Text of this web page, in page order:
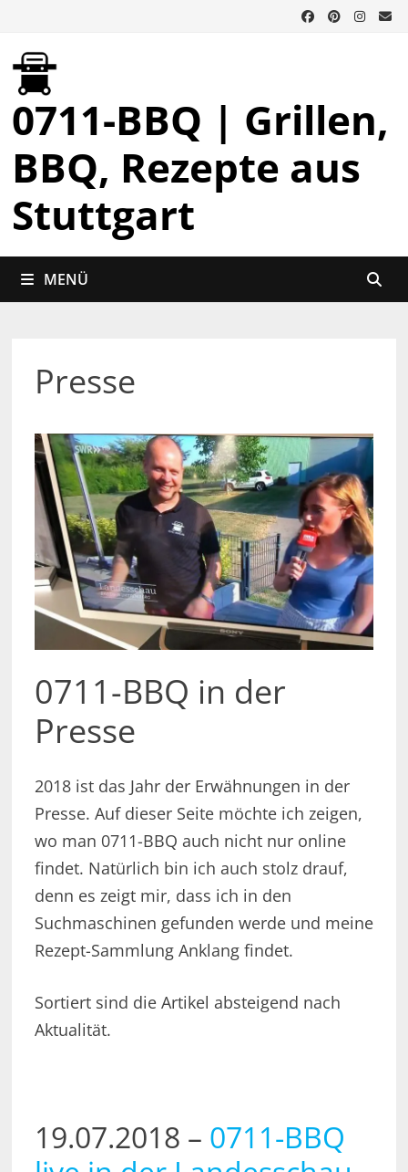
Inhalt
0711-BBQ | Grillen,
BBQ, Rezepte aus
Stuttgart
MENÜ
Presse
0711-BBQ in der
Presse
2018 ist das Jahr der Erwähnungen in der
Presse. Auf dieser Seite möchte ich zeigen,
wo man 0711-BBQ auch nicht nur online
findet. Natürlich bin ich auch stolz drauf,
denn es zeigt mir, dass ich in den
Suchmaschinen gefunden werde und meine
Rezept-Sammlung Anklang findet.
Sortiert sind die Artikel absteigend nach
Aktualität.
19.07.2018 – 0711-BBQ